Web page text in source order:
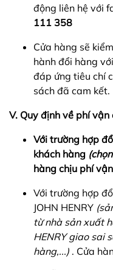
động liên hệ với
111 358
Cửa hàng sẽ
hành đổi hàng
đáp ứng tiêu chí
sách đã cam kết.
V. Quy định về phí
Với trường hợp
khách hàng
hàng chịu phí
Với trường hợp
JOHN HENRY
từ nhà sản xuất
HENRY giao sai
hàng,...) . Cửa